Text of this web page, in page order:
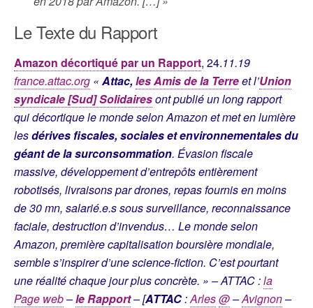
Le Texte du Rapport
Amazon décortiqué par un Rapport, 24.11.19
france.attac.org « Attac,les Amis de la Terreet l’Union
syndicale [Sud] Solidairesont publié un long rapport
qui décortique le monde selon Amazon et met en lumière
lesdérives fiscales, sociales et environnementales du
géant de la surconsommation. Évasion fiscale
massive, développement d’entrepôts entièrement
robotisés, livraisons par drones, repas fournis en moins
de 30 mn, salarié.e.s sous surveillance, reconnaissance
faciale, destruction d’invendus… Le monde selon
Amazon, première capitalisation boursière mondiale,
semble s’inspirer d’une science-fiction. C’est pourtant
une réalité chaque jour plus concrète. » – ATTAC :la
Page web–le Rapport– [ATTAC:Arles@–Avignon–